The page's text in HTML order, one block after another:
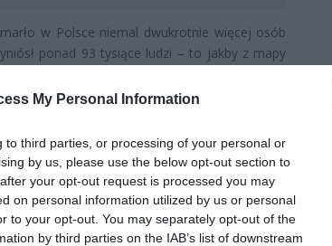
My Personal Information
third parties, or processing of your personal or
by us, please use the below opt-out section to
your opt-out request is processed you may
on personal information utilized by us or personal
to your opt-out. You may separately opt-out of the
by third parties on the IAB’s list of downstream
w Polsce niemal dwukrotnie więcej osób
ponad 93 tysiące ludzi – to jakby z mapy
Polska nie widziała nigdy od zakończenia II